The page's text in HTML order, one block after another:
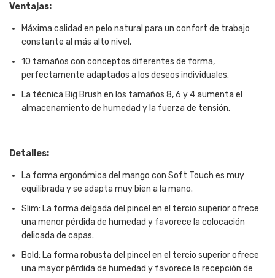
Ventajas:
Máxima calidad en pelo natural para un confort de trabajo
constante al más alto nivel.
10 tamaños con conceptos diferentes de forma,
perfectamente adaptados a los deseos individuales.
La técnica Big Brush en los tamaños 8, 6 y 4 aumenta el
almacenamiento de humedad y la fuerza de tensión.
Detalles:
La forma ergonómica del mango con Soft Touch es muy
equilibrada y se adapta muy bien a la mano.
Slim: La forma delgada del pincel en el tercio superior ofrece
una menor pérdida de humedad y favorece la colocación
delicada de capas.
Bold: La forma robusta del pincel en el tercio superior ofrece
una mayor pérdida de humedad y favorece la recepción de